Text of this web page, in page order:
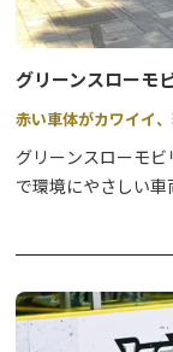
グリーンスローモ
赤い車体がカワイイ
グリーンスローモ
で環境にやさしい
た。
詳しくは東武バス